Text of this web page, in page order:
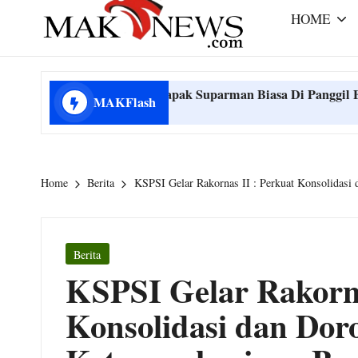
a
k
-
dengan
benar
HOME
MAKFlash
Bapak Suparman Biasa Di Panggil Bapak Rw
Home Berita KSPSI Gelar Rakornas II : Perkuat Konsolidasi
Posted
Berita
KSPSI Gelar
Konsolidasi dan